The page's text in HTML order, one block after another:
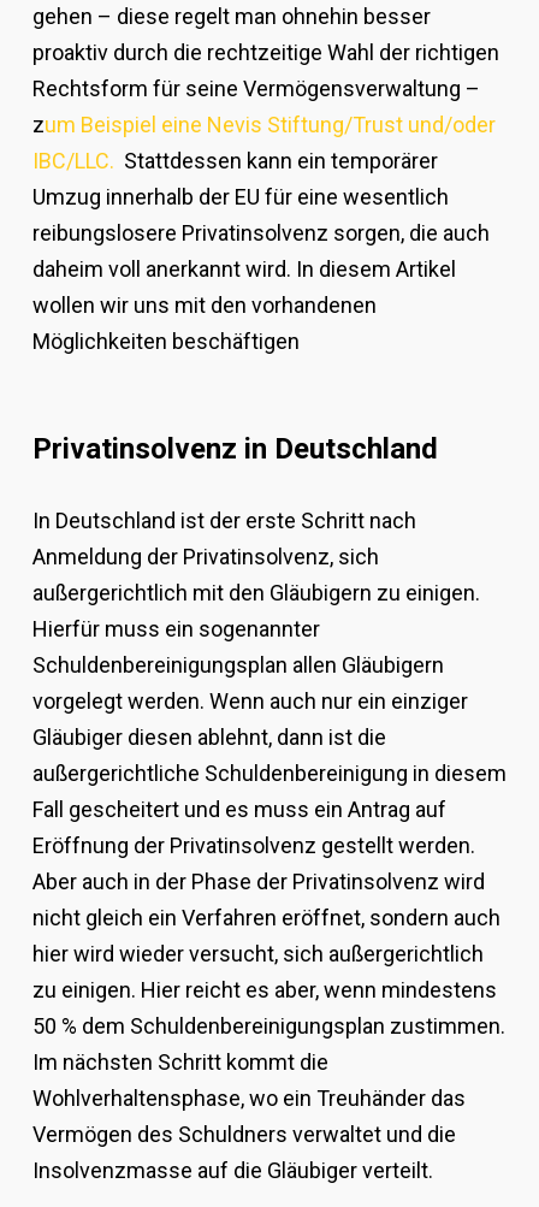
gehen – diese regelt man ohnehin besser
proaktiv durch die rechtzeitige Wahl der richtigen
Rechtsform für seine Vermögensverwaltung –
zum Beispiel eine Nevis Stiftung/Trust und/oder
IBC/LLC. Stattdessen kann ein temporärer
Umzug innerhalb der EU für eine wesentlich
reibungslosere Privatinsolvenz sorgen, die auch
daheim voll anerkannt wird. In diesem Artikel
wollen wir uns mit den vorhandenen
Möglichkeiten beschäftigen
Privatinsolvenz in Deutschland
In Deutschland ist der erste Schritt nach
Anmeldung der Privatinsolvenz, sich
außergerichtlich mit den Gläubigern zu einigen.
Hierfür muss ein sogenannter
Schuldenbereinigungsplan allen Gläubigern
vorgelegt werden. Wenn auch nur ein einziger
Gläubiger diesen ablehnt, dann ist die
außergerichtliche Schuldenbereinigung in diesem
Fall gescheitert und es muss ein Antrag auf
Eröffnung der Privatinsolvenz gestellt werden.
Aber auch in der Phase der Privatinsolvenz wird
nicht gleich ein Verfahren eröffnet, sondern auch
hier wird wieder versucht, sich außergerichtlich
zu einigen. Hier reicht es aber, wenn mindestens
50 % dem Schuldenbereinigungsplan zustimmen.
Im nächsten Schritt kommt die
Wohlverhaltensphase, wo ein Treuhänder das
Vermögen des Schuldners verwaltet und die
Insolvenzmasse auf die Gläubiger verteilt.